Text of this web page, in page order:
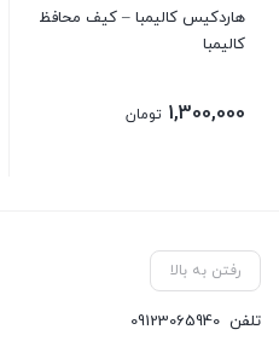
هاردکیس کالیمبا – کیف محافظ
کالیمبا
1,300,000 تومان
رفتن به بالا
تلفن 09123065940